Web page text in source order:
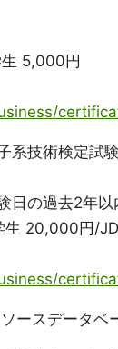
5,000円
技術検定試験
の過去2年以
20,000円/
スデータベ